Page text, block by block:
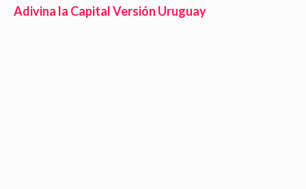
Adivina la Capital Versión Uruguay